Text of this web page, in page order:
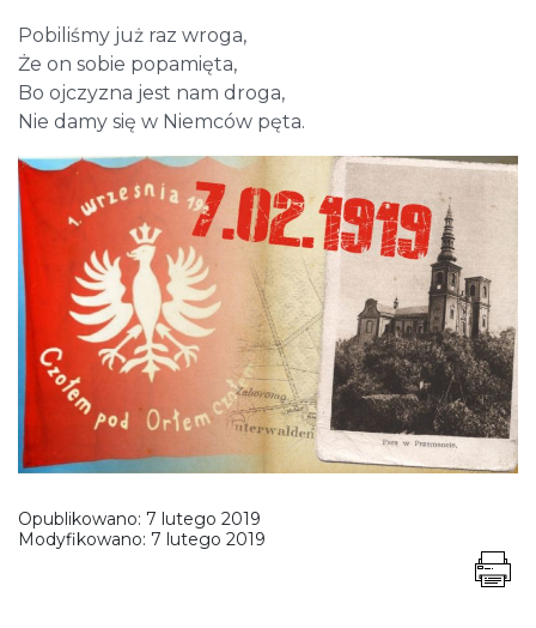
Pobiliśmy już raz wroga,
Że on sobie popamięta,
Bo ojczyzna jest nam droga,
Nie damy się w Niemców pęta.
Opublikowano: 7 lutego 2019
Modyfikowano: 7 lutego 2019